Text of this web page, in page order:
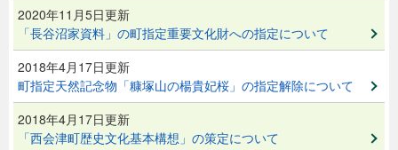
2020年11月5日更新
「長谷沼家資料」の町指定重要文化財への指定について
2018年4月17日更新
町指定天然記念物「糠塚山の楊貴妃桜」の指定解除について
2018年4月17日更新
「西会津町歴史文化基本構想」の策定について